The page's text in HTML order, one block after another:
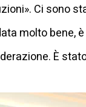
Ci sono
molto
È